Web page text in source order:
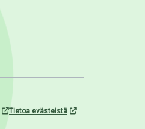
Tietoa evästeistä